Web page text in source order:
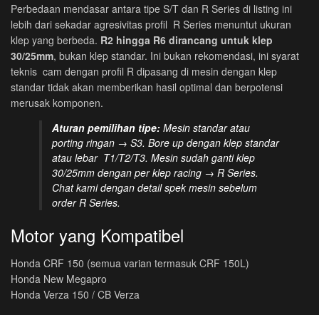
Perbedaan mendasar antara tipe S/T dan R Series di listing ini
lebih dari sekadar agresivitas profil R Series menuntut ukuran
klep yang berbeda. R2 hingga R6 dirancang untuk klep
30/25mm, bukan klep standar. Ini bukan rekomendasi, ini syarat
teknis cam dengan profil R dipasang di mesin dengan klep
standar tidak akan memberikan hasil optimal dan berpotensi
merusak komponen.
Aturan pemilihan tipe: Mesin standar atau
porting ringan → S3. Bore up dengan klep standar
atau lebar T1/T2/T3. Mesin sudah ganti klep
30/25mm dengan per klep racing → R Series.
Chat kami dengan detail spek mesin sebelum
order R Series.
Motor yang Kompatibel
Honda CRF 150 (semua varian termasuk CRF 150L)
Honda New Megapro
Honda Verza 150 / CB Verza